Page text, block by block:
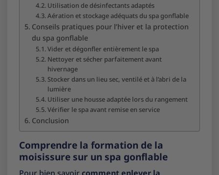
Utilisation de désinfectants adaptés
Aération et stockage adéquats du spa gonflable
Conseils pratiques pour l’hiver et la protection
du spa gonflable
Vider et dégonfler entièrement le spa
Nettoyer et sécher parfaitement avant
hivernage
Stocker dans un lieu sec, ventilé et à l’abri de la
lumière
Utiliser une housse adaptée lors du rangement
Vérifier le spa avant remise en service
Conclusion
Comprendre la formation de la
moisissure sur un spa gonflable